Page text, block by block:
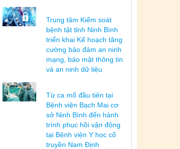
Trung tâm Kiểm soát
bệnh tật tỉnh Ninh Bình
triển khai Kế hoạch tăng
cường bảo đảm an ninh
mạng, bảo mật thông tin
và an ninh dữ liệu
Từ ca mổ đầu tiên tại
Bệnh viện Bạch Mai cơ
sở Ninh Bình đến hành
trình phục hồi vận động
tại Bệnh viện Y học cổ
truyền Nam Định